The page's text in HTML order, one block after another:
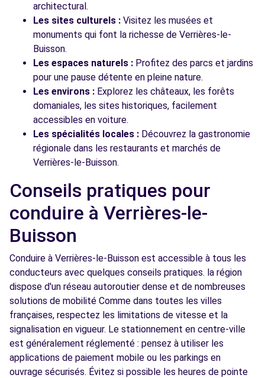
architectural.
Les sites culturels : Visitez les musées et
monuments qui font la richesse de Verrières-le-
Buisson.
Les espaces naturels : Profitez des parcs et jardins
pour une pause détente en pleine nature.
Les environs : Explorez les châteaux, les forêts
domaniales, les sites historiques, facilement
accessibles en voiture.
Les spécialités locales : Découvrez la gastronomie
régionale dans les restaurants et marchés de
Verrières-le-Buisson.
Conseils pratiques pour
conduire à Verrières-le-
Buisson
Conduire à Verrières-le-Buisson est accessible à tous les
conducteurs avec quelques conseils pratiques. la région
dispose d'un réseau autoroutier dense et de nombreuses
solutions de mobilité Comme dans toutes les villes
françaises, respectez les limitations de vitesse et la
signalisation en vigueur. Le stationnement en centre-ville
est généralement réglementé : pensez à utiliser les
applications de paiement mobile ou les parkings en
ouvrage sécurisés. Évitez si possible les heures de pointe